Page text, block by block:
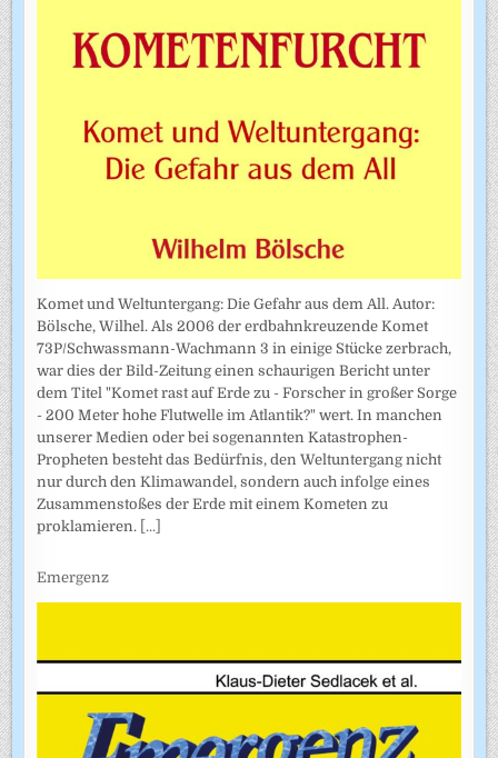
Komet und Weltuntergang: Die Gefahr aus dem All. Autor:
Bölsche, Wilhel. Als 2006 der erdbahnkreuzende Komet
73P/Schwassmann-Wachmann 3 in einige Stücke zerbrach,
war dies der Bild-Zeitung einen schaurigen Bericht unter
dem Titel "Komet rast auf Erde zu - Forscher in großer Sorge
- 200 Meter hohe Flutwelle im Atlantik?" wert. In manchen
unserer Medien oder bei sogenannten Katastrophen-
Propheten besteht das Bedürfnis, den Weltuntergang nicht
nur durch den Klimawandel, sondern auch infolge eines
Zusammenstoßes der Erde mit einem Kometen zu
proklamieren. [...]
Emergenz